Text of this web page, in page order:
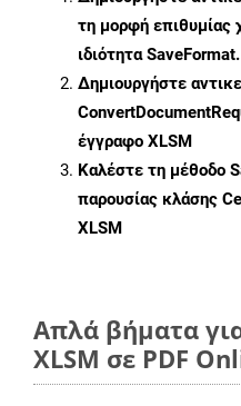
τη μορφή επιθυμίας
ιδιότηταSaveFormat.
Δημιουργήστε
έγγραφο XLSM
Καλέστε τη μέθοδο
παρουσίας κλάσης
XLSM
Απλά βήματα
XLSM σε PDF